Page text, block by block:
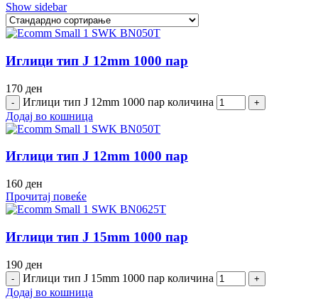
Show sidebar
Иглици тип Ј 12mm 1000 пар
170 ден
Иглици тип Ј 12mm 1000 пар количина
Додај во кошница
Иглици тип Ј 12mm 1000 пар
160 ден
Прочитај повеќе
Иглици тип Ј 15mm 1000 пар
190 ден
Иглици тип Ј 15mm 1000 пар количина
Додај во кошница